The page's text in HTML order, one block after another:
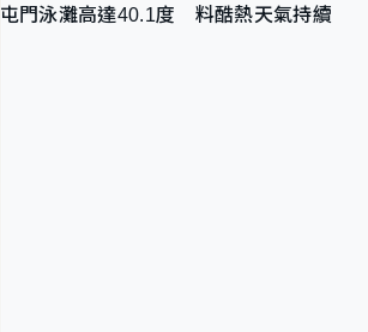
屯門泳灘高達40.1度 料酷熱天氣持續